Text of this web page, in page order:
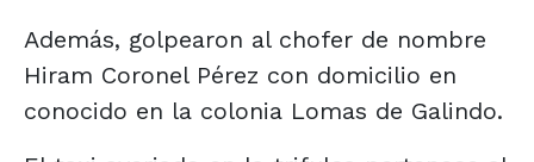
Además, golpearon al chofer de nombre
Hiram Coronel Pérez con domicilio en
conocido en la colonia Lomas de Galindo.